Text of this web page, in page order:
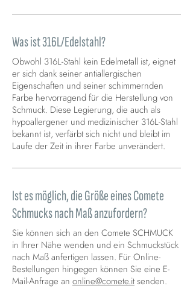
Was ist 316L/Edelstahl?
Obwohl 316L-Stahl kein Edelmetall ist, eignet
er sich dank seiner antiallergischen
Eigenschaften und seiner schimmernden
Farbe hervorragend für die Herstellung von
Schmuck. Diese Legierung, die auch als
hypoallergener und medizinischer 316L-Stahl
bekannt ist, verfärbt sich nicht und bleibt im
Laufe der Zeit in ihrer Farbe unverändert.
Ist es möglich, die Größe eines Comete
Schmucks nach Maß anzufordern?
Sie können sich an den Comete SCHMUCK
in Ihrer Nähe wenden und ein Schmuckstück
nach Maß anfertigen lassen. Für Online-
Bestellungen hingegen können Sie eine E-
Mail-Anfrage an online@comete.itsenden.